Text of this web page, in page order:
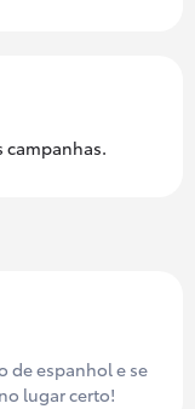
campanhas.
de espanhol e se
lugar certo!